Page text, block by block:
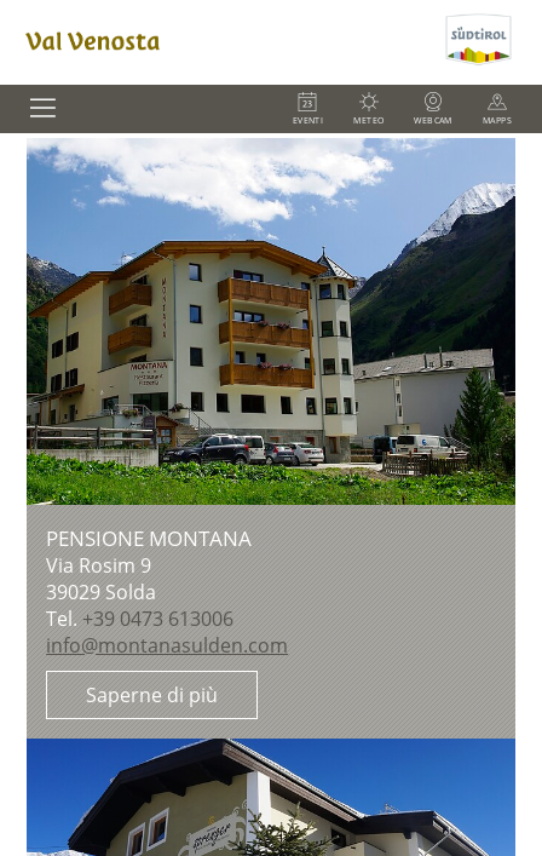
EVENTI METEO WEBCAM MAPPS
PENSIONE MONTANA
Via Rosim 9
39029Solda
Tel.+39 0473 613006
info@montanasulden.com
Saperne di più